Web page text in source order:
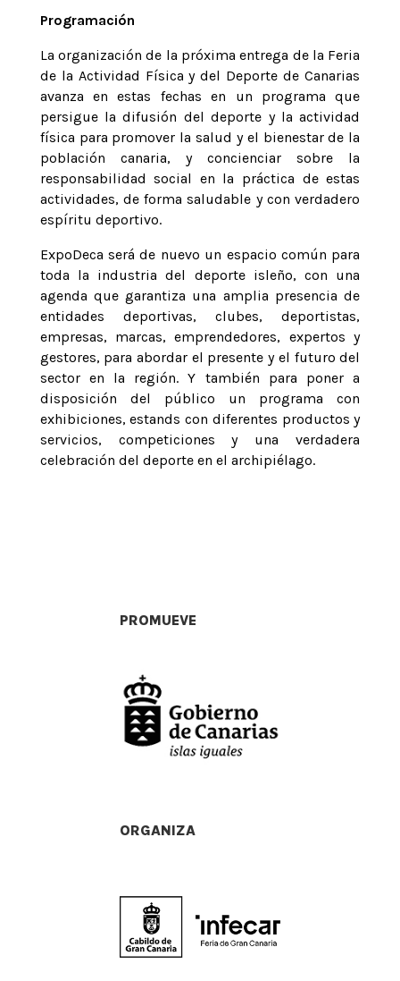
Programación
La organización de la próxima entrega de la Feria
de la Actividad Física y del Deporte de Canarias
avanza en estas fechas en un programa que
persigue la difusión del deporte y la actividad
física para promover la salud y el bienestar de la
población canaria, y concienciar sobre la
responsabilidad social en la práctica de estas
actividades, de forma saludable y con verdadero
espíritu deportivo.
ExpoDeca será de nuevo un espacio común para
toda la industria del deporte isleño, con una
agenda que garantiza una amplia presencia de
entidades deportivas, clubes, deportistas,
empresas, marcas, emprendedores, expertos y
gestores, para abordar el presente y el futuro del
sector en la región. Y también para poner a
disposición del público un programa con
exhibiciones, estands con diferentes productos y
servicios, competiciones y una verdadera
celebración del deporte en el archipiélago.
PROMUEVE
ORGANIZA